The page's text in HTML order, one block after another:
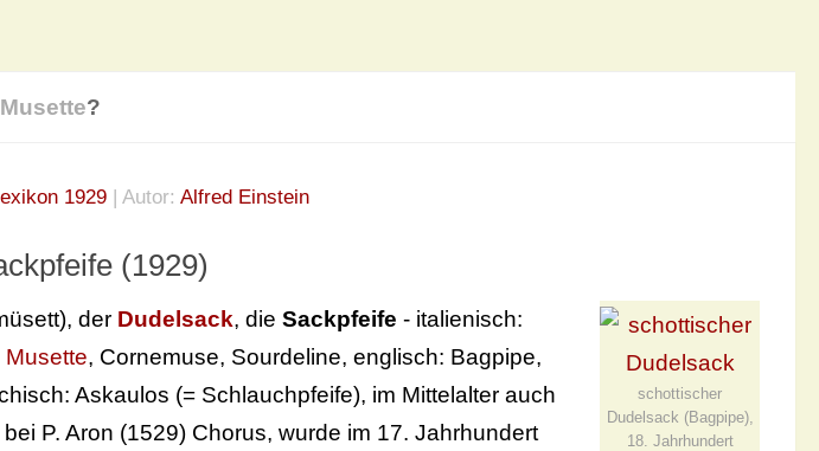
Musette?
1929 | Autor: Alfred Einstein
(1929)
schottischer
Dudelsack (Bagpipe),
18. Jahrhundert
der Dudelsack, die Sackpfeife - italienisch:
Musette, Cornemuse, Sourdeline, englisch: Bagpipe,
Askaulos (= Schlauchpfeife), im Mittelalter auch
P. Aron (1529) Chorus, wurde im 17. Jahrhundert